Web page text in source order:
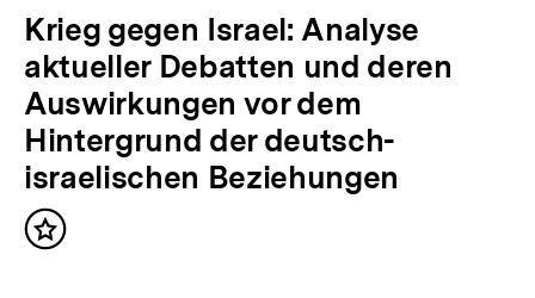
r
i
g
e
r
I
n
N
ä
c
h
s
t
e
Krieg gegen Israel: Analyse
aktueller Debatten und deren
Auswirkungen vor dem
Hintergrund der deutsch-
israelischen Beziehungen
Inhalt